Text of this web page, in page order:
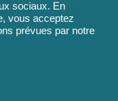
sociaux. En
vous acceptez
prévues par notre